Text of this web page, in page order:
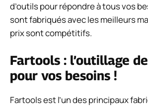
d’outils pour répondre à tous vos
sont fabriqués avec les meilleurs
prix sont compétitifs.
Fartools : l’outillage
pour vos besoins !
Fartools est l’un des principaux